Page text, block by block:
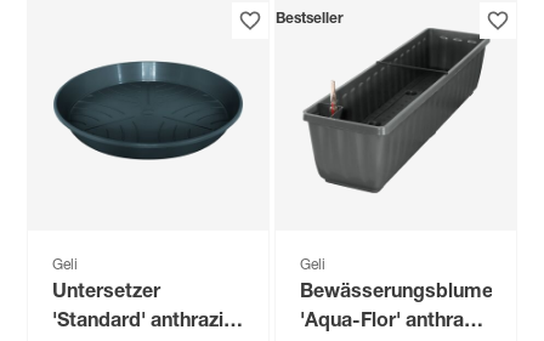
Geli
Untersetzer
'Standard' anthrazit
Bestseller
Geli
'Aqua-Flor' anthrazit